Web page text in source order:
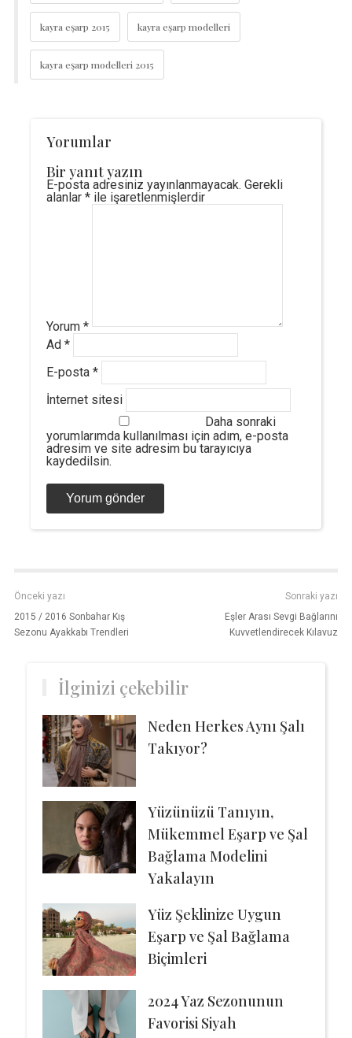
kayra eşarp 2015 kayra eşarp modelleri
kayra eşarp modelleri 2015
Yorumlar
Bir yanıt yazın
E-posta adresiniz yayınlanmayacak. Gerekli
alanlar *ile işaretlenmişlerdir
Yorum *
Ad *
E-posta *
İnternet sitesi
Daha sonraki
yorumlarımda kullanılması için adım, e-posta
adresim ve site adresim bu tarayıcıya
kaydedilsin.
Önceki yazı
2015 / 2016 Sonbahar Kış
Sezonu Ayakkabı Trendleri
Sonraki yazı
Eşler Arası Sevgi Bağlarını
Kuvvetlendirecek Kılavuz
İlginizi çekebilir
Neden Herkes Aynı Şalı
Takıyor?
Yüzünüzü Tanıyın,
Mükemmel Eşarp ve Şal
Bağlama Modelini
Yakalayın
Yüz Şeklinize Uygun
Eşarp ve Şal Bağlama
Biçimleri
2024 Yaz Sezonunun
Favorisi Siyah